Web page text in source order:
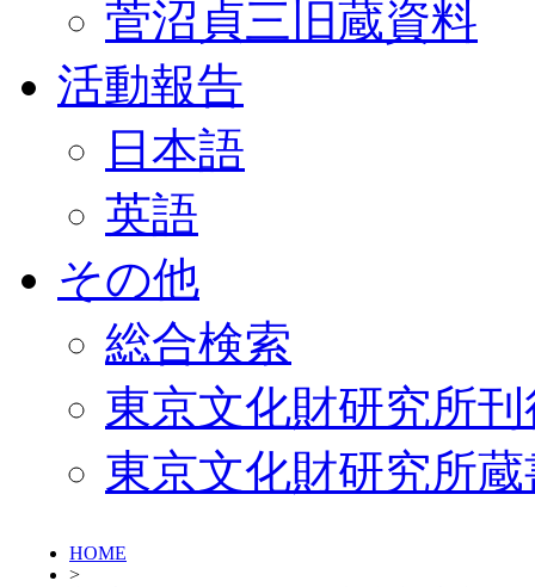
菅沼貞三旧蔵資料
活動報告
日本語
英語
その他
総合検索
東京文化財研究所
東京文化財研究所
HOME
>